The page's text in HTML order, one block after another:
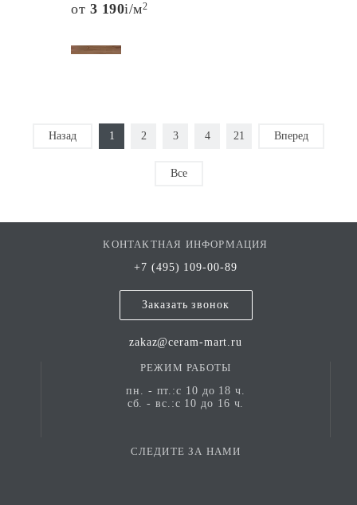
от 3 190i/м2
Назад 1 2 3 4 21 Вперед
Все
КОНТАКТНАЯ ИНФОРМАЦИЯ
+7 (495) 109-00-89
Заказать звонок
zakaz@ceram-mart.ru
РЕЖИМ РАБОТЫ
пн. - пт.:с 10 до 18 ч.
сб. - вс.:с 10 до 16 ч.
СЛЕДИТЕ ЗА НАМИ